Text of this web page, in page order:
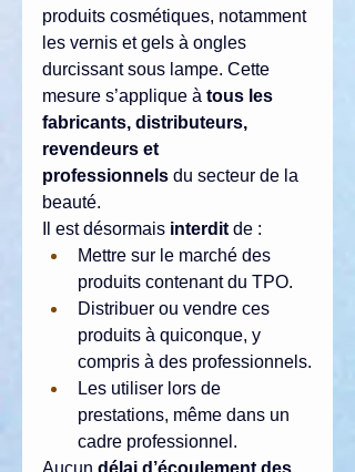
produits cosmétiques, notamment
les vernis et gels à ongles
durcissant sous lampe. Cette
mesure s’applique à tous les
fabricants, distributeurs,
revendeurs et
professionnels du secteur de la
beauté.
Il est désormais interdit de :
Mettre sur le marché des
produits contenant du TPO.
Distribuer ou vendre ces
produits à quiconque, y
compris à des professionnels.
Les utiliser lors de
prestations, même dans un
cadre professionnel.
Aucun délai d’écoulement des